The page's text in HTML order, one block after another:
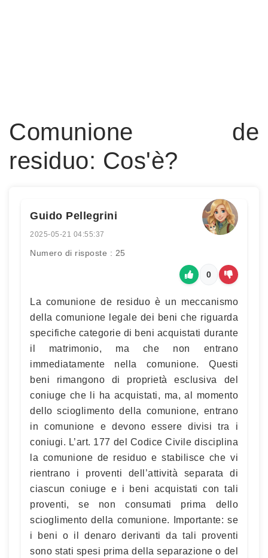
Comunione de
residuo: Cos'è?
Guido Pellegrini
2025-05-21 04:55:37
Numero di risposte : 25
0
La comunione de residuo è un meccanismo
della comunione legale dei beni che riguarda
specifiche categorie di beni acquistati durante
il matrimonio, ma che non entrano
immediatamente nella comunione. Questi
beni rimangono di proprietà esclusiva del
coniuge che li ha acquistati, ma, al momento
dello scioglimento della comunione, entrano
in comunione e devono essere divisi tra i
coniugi. L’art. 177 del Codice Civile disciplina
la comunione de residuo e stabilisce che vi
rientrano i proventi dell’attività separata di
ciascun coniuge e i beni acquistati con tali
proventi, se non consumati prima dello
scioglimento della comunione. Importante: se
i beni o il denaro derivanti da tali proventi
sono stati spesi prima della separazione o del